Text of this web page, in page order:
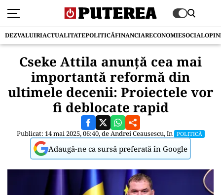
DEZVALUIRIACTUALITATEPOLITICĂFINANCIARECONOMIESOCIAL
Cseke Attila anunță cea mai
importantă reformă din
ultimele decenii: Proiectele vor
fi deblocate rapid
Publicat: 14 mai 2025, 06:40, deAndrei Ceausescu, în POLITICĂ
Adaugă-ne ca sursă preferată în Google